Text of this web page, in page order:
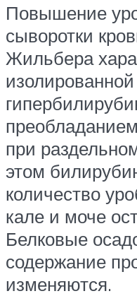
Повышение
сыворотки
Жильбера
при
этом
количество
кале и моче
Белковые
содержание
изменяются.